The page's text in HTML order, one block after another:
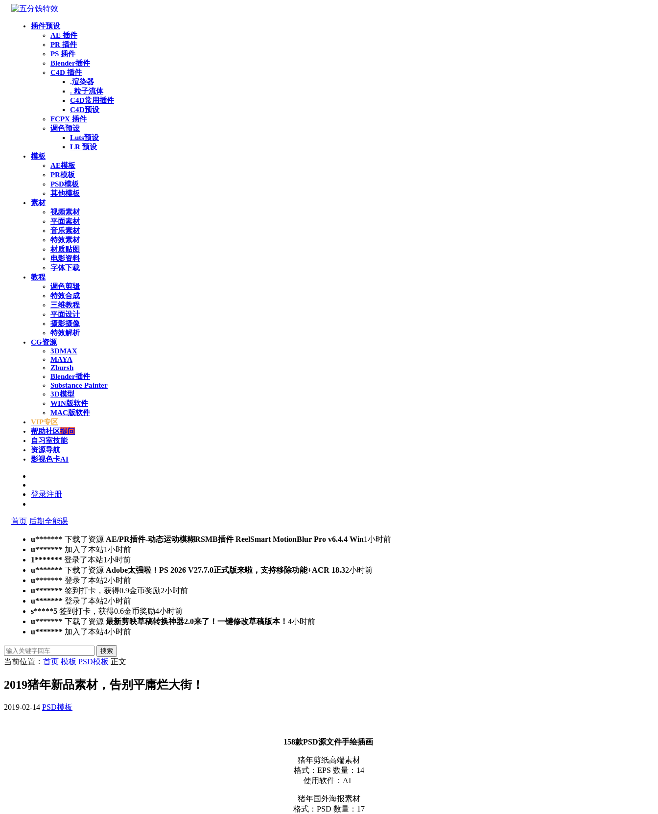
插件预设
AE 插件
PR 插件
PS 插件
Blender插件
C4D 插件
.渲染器
. 粒子流体
C4D常用插件
C4D预设
FCPX 插件
调色预设
Luts预设
LR 预设
模板
AE模板
PR模板
PSD模板
其他模板
素材
视频素材
平面素材
音乐素材
特效素材
材质贴图
电影资料
字体下载
教程
调色剪辑
特效合成
三维教程
平面设计
摄影摄像
特效解析
CG资源
3DMAX
MAYA
Zbursh
Blender插件
Substance Painter
3D模型
WIN版软件
MAC版软件
VIP专区
帮助社区提问
自习室技能
资源导航
影视色卡AI
登录注册
首页 后期全能课
u******* 下载了资源 AE/PR插件-动态运动模糊RSMB插件 ReelSmart MotionBlur Pro v6.4.4 Win1小时前
u******* 加入了本站1小时前
1******* 登录了本站1小时前
u******* 下载了资源 Adobe太强啦！PS 2026 V27.7.0正式版来啦，支持移除功能+ACR 18.32小时前
u******* 登录了本站2小时前
u******* 签到打卡，获得0.9金币奖励2小时前
u******* 登录了本站2小时前
s*****5 签到打卡，获得0.6金币奖励4小时前
u******* 下载了资源 最新剪映草稿转换神器2.0来了！一键修改草稿版本！ 4小时前
u******* 加入了本站4小时前
搜索
当前位置： 首页 模板 PSD模板 正文
2019猪年新品素材，告别平庸烂大街！
2019-02-14 PSD模板
158款PSD源文件手绘插画
猪年剪纸高端素材
格式：EPS 数量：14
使用软件：AI
猪年国外海报素材
格式：PSD 数量：17